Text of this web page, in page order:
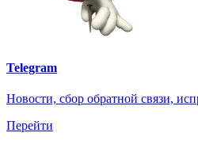
Telegram
Новости, сбор обратной связи,
Перейти